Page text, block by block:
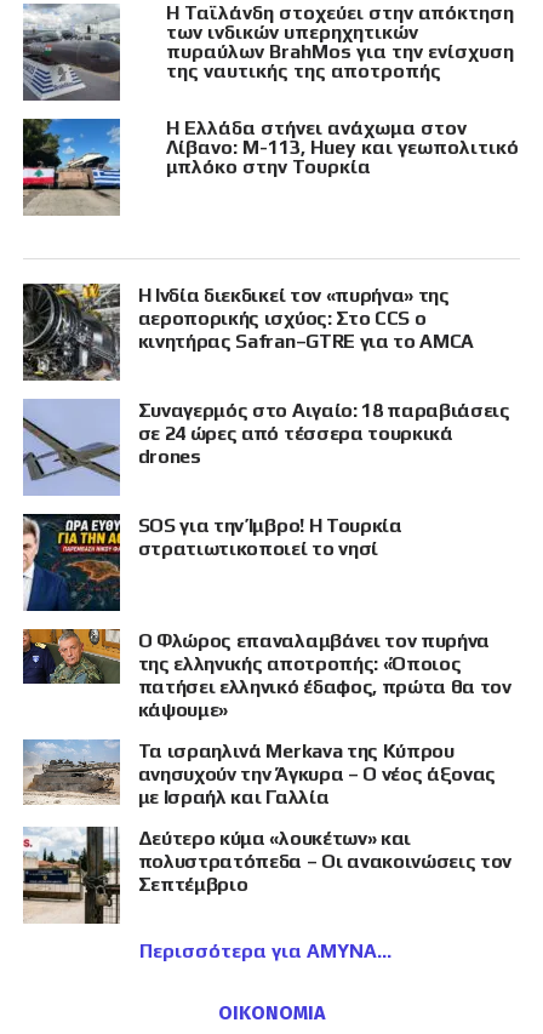
Η Ταϊλάνδη στοχεύει στην απόκτηση
των ινδικών υπερηχητικών
πυραύλων BrahMos για την ενίσχυση
της ναυτικής της αποτροπής
Η Ελλάδα στήνει ανάχωμα στον
Λίβανο: M-113, Huey και γεωπολιτικό
μπλόκο στην Τουρκία
Η Ινδία διεκδικεί τον «πυρήνα» της
αεροπορικής ισχύος: Στο CCS ο
κινητήρας Safran–GTRE για το AMCA
Συναγερμός στο Αιγαίο: 18 παραβιάσεις
σε 24 ώρες από τέσσερα τουρκικά
drones
SOS για την Ίμβρο! Η Τουρκία
στρατιωτικοποιεί το νησί
Ο Φλώρος επαναλαμβάνει τον πυρήνα
της ελληνικής αποτροπής: «Όποιος
πατήσει ελληνικό έδαφος, πρώτα θα τον
κάψουμε»
Τα ισραηλινά Merkava της Κύπρου
ανησυχούν την Άγκυρα – Ο νέος άξονας
με Ισραήλ και Γαλλία
Δεύτερο κύμα «λουκέτων» και
πολυστρατόπεδα – Οι ανακοινώσεις τον
Σεπτέμβριο
Περισσότερα για ΑΜΥΝΑ
ΟΙΚΟΝΟΜΙΑ